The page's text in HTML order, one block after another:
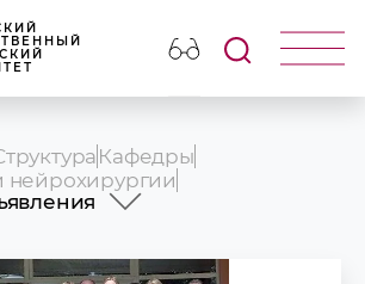
Кафедры
нейрохирургии
преподавательский